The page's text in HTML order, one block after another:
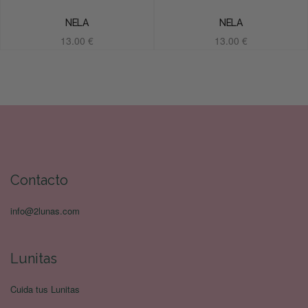
NELA
13.00 €
NELA
13.00 €
Contacto
info@2lunas.com
Lunitas
Cuida tus Lunitas